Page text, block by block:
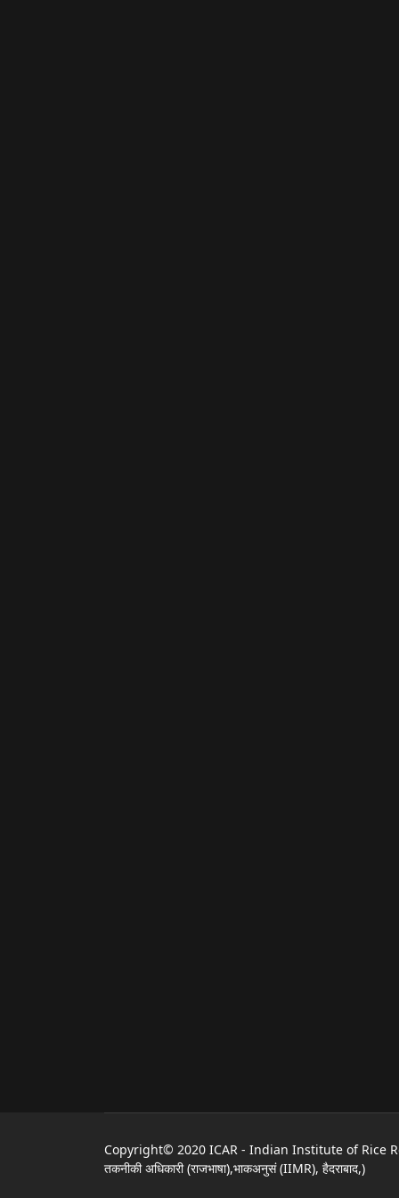
Copyright© 2020 ICAR - Indian Institute of Rice
तकनीकी अधिकारी (राजभाषा),भाकअनुसं (IIMR), हैदराबाद,)